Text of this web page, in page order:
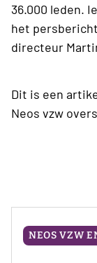
36.000 leden.
het
directeur
Dit is een
Neos vzw
NEOS VZW